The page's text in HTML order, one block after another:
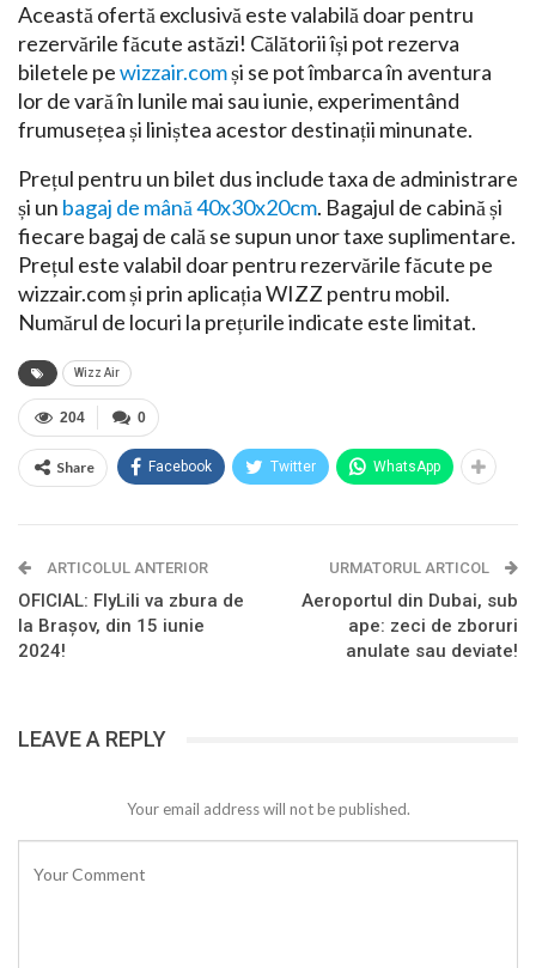
Această ofertă exclusivă este valabilă doar pentru
rezervările făcute astăzi! Călătorii își pot rezerva
biletele pewizzair.comși se pot îmbarca în aventura
lor de vară în lunile mai sau iunie, experimentând
frumusețea și liniștea acestor destinații minunate.
Prețul pentru un bilet dus include taxa de administrare
și un bagaj de mână 40x30x20cm. Bagajul de cabină și
fiecare bagaj de cală se supun unor taxe suplimentare.
Prețul este valabil doar pentru rezervările făcute pe
wizzair.com și prin aplicația WIZZ pentru mobil.
Numărul de locuri la prețurile indicate este limitat.
Wizz Air
0
204
Share Facebook Twitter WhatsApp
ARTICOLUL ANTERIOR
OFICIAL: FlyLili va zbura de
la Brașov, din 15 iunie
2024!
URMATORUL ARTICOL
Aeroportul din Dubai, sub
ape: zeci de zboruri
anulate sau deviate!
LEAVE A REPLY
Your email address will not be published.